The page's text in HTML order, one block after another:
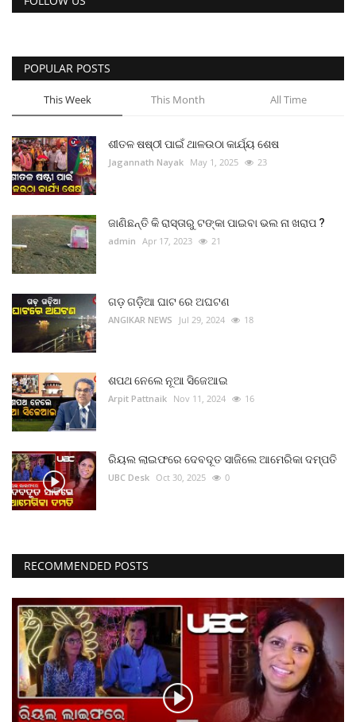
ଖେଳ ଖବର
ଗଳ୍ପ ଓ କବିତା
ଅଭୁଲା କଥା
Language
English ଓଡିଆ
POPULAR POSTS
This Week This Month All Time
ଶୀତଳ ଷଷ୍ଠୀ ପାଇଁ ଥାଳଉଠା କାର୍ଯ୍ୟ ଶେଷ
Jagannath Nayak May 1, 2025 23
ଜାଣିଛନ୍ତି କି ରାସ୍ତାରୁ ଟଙ୍କା ପାଇବା ଭଲ ନା ଖରାପ ?
admin Apr 17, 2023 21
ଗଡ଼ ଗଡ଼ିଆ ଘାଟ ରେ ଅଘଟଣ
ANGIKAR NEWS Jul 29, 2024 18
ଶପଥ ନେଲେ ନୂଆ ସିଜେଆଇ
Arpit Pattnaik Nov 11, 2024 16
ରିୟଲ ଲାଇଫରେ ଦେବଦୂତ ସାଜିଲେ ଆମେରିକା ଦମ୍ପତି
UBC Desk Oct 30, 2025 0
RECOMMENDED POSTS